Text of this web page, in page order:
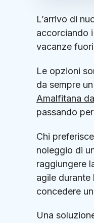
L’arrivo di
accorciando
vacanze
Le opzioni
da sempre
Amalfitana
passando per
Chi
noleggio di
raggiungere
agile
concedere
Una